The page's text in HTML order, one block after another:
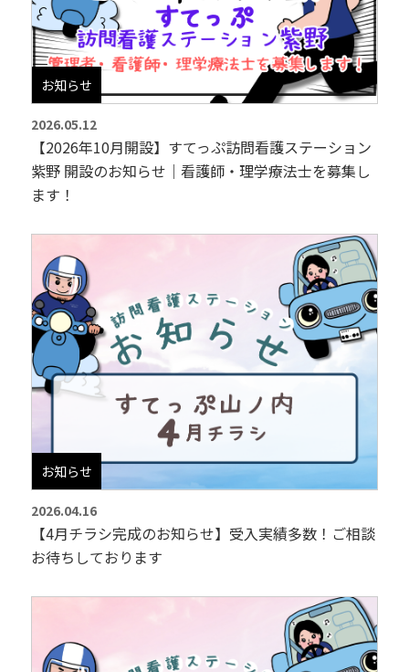
お知らせ
2026.05.12
【2026年10月開設】すてっぷ訪問看護ステーション
紫野 開設のお知らせ｜看護師・理学療法士を募集し
ます！
お知らせ
2026.04.16
【4月チラシ完成のお知らせ】受入実績多数！ご相談
お待ちしております